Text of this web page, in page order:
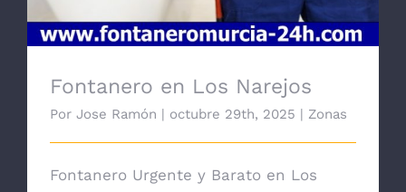
Fontanero en Los Narejos
Por Jose Ramón | octubre 29th, 2025 | Zonas
Fontanero Urgente y Barato en Los